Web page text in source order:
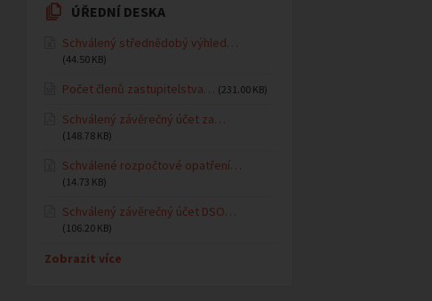
ÚŘEDNÍ DESKA
Schválený střednědobý výhled…
(44.50 KB)
Počet členů zastupitelstva… (231.00 KB)
Schválený závěrečný účet za…
(148.78 KB)
Schválené rozpočtové opatření…
(14.73 KB)
Schválený závěrečný účet DSO…
(106.20 KB)
Zobrazit více